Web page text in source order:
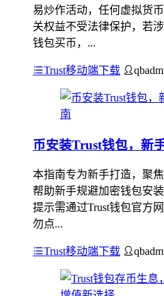
易炒作活动，任何虚拟货
关权益不受法律保护，若
钱包买币，...
Trust移动端下载
币安装Trust钱包，新
本指南专为新手打造，聚
帮助新手规避加密钱包安
提示需通过Trust钱包官方
勿点...
Trust移动端下载